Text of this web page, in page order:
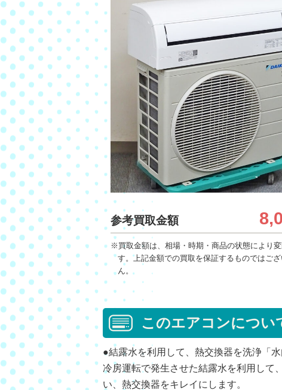
参考買取金額
※買取金額は、相場・時期・商品の状態により変
す。上記金額での買取を保証するものではご
ん。
このエアコンについ
●結露水を利用して、熱交換器を洗浄「水
冷房運転で発生させた結露水を利用して
い、熱交換器をキレイにします。